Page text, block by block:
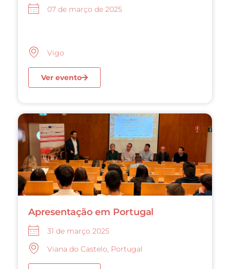
07 de março de 2025
Vigo
Ver evento
Apresentação em Portugal
31 de março 2025
Viana do Castelo, Portugal